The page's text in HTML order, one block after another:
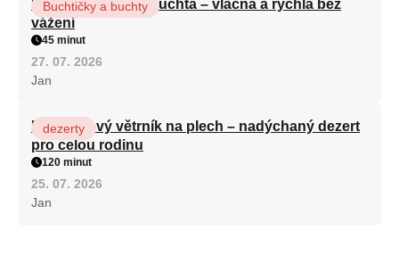
Hrnková maková buchta – vláčná a rychlá bez
vážení
Buchtičky a buchty
45 minut
27. 07. 2026
Jan
Karamelový větrník na plech – nadýchaný dezert
pro celou rodinu
dezerty
120 minut
25. 07. 2026
Jan